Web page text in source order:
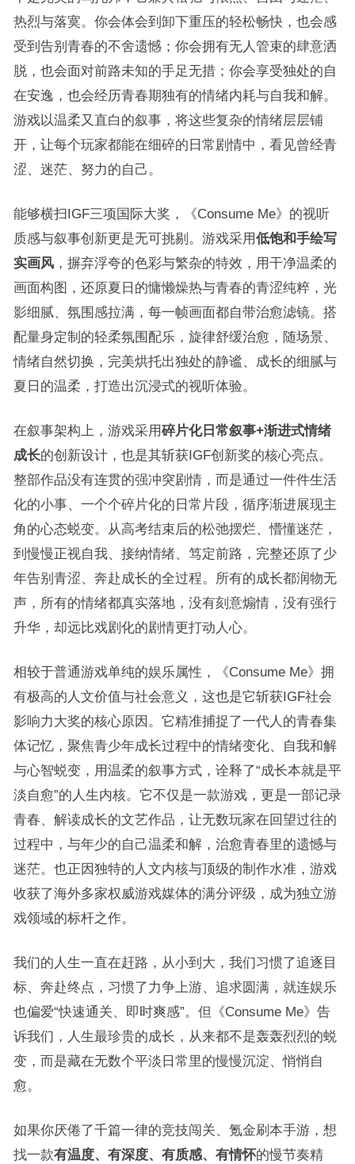
热烈与落寞。你会体会到卸下重压的轻松畅快，也会感
受到告别青春的不舍遗憾；你会拥有无人管束的肆意洒
脱，也会面对前路未知的手足无措；你会享受独处的自
在安逸，也会经历青春期独有的情绪内耗与自我和解。
游戏以温柔又直白的叙事，将这些复杂的情绪层层铺
开，让每个玩家都能在细碎的日常剧情中，看见曾经青
涩、迷茫、努力的自己。
能够横扫IGF三项国际大奖，《Consume Me》的视听
质感与叙事创新更是无可挑剔。游戏采用低饱和手绘写
实画风，摒弃浮夸的色彩与繁杂的特效，用干净温柔的
画面构图，还原夏日的慵懒燥热与青春的青涩纯粹，光
影细腻、氛围感拉满，每一帧画面都自带治愈滤镜。搭
配量身定制的轻柔氛围配乐，旋律舒缓治愈，随场景、
情绪自然切换，完美烘托出独处的静谧、成长的细腻与
夏日的温柔，打造出沉浸式的视听体验。
在叙事架构上，游戏采用碎片化日常叙事+渐进式情绪
成长的创新设计，也是其斩获IGF创新奖的核心亮点。
整部作品没有连贯的强冲突剧情，而是通过一件件生活
化的小事、一个个碎片化的日常片段，循序渐进展现主
角的心态蜕变。从高考结束后的松弛摆烂、懵懂迷茫，
到慢慢正视自我、接纳情绪、笃定前路，完整还原了少
年告别青涩、奔赴成长的全过程。所有的成长都润物无
声，所有的情绪都真实落地，没有刻意煽情，没有强行
升华，却远比戏剧化的剧情更打动人心。
相较于普通游戏单纯的娱乐属性，《Consume Me》拥
有极高的人文价值与社会意义，这也是它斩获IGF社会
影响力大奖的核心原因。它精准捕捉了一代人的青春集
体记忆，聚焦青少年成长过程中的情绪变化、自我和解
与心智蜕变，用温柔的叙事方式，诠释了“成长本就是平
淡自愈”的人生内核。它不仅是一款游戏，更是一部记录
青春、解读成长的文艺作品，让无数玩家在回望过往的
过程中，与年少的自己温柔和解，治愈青春里的遗憾与
迷茫。也正因独特的人文内核与顶级的制作水准，游戏
收获了海外多家权威游戏媒体的满分评级，成为独立游
戏领域的标杆之作。
我们的人生一直在赶路，从小到大，我们习惯了追逐目
标、奔赴终点，习惯了力争上游、追求圆满，就连娱乐
也偏爱“快速通关、即时爽感”。但《Consume Me》告
诉我们，人生最珍贵的成长，从来都不是轰轰烈烈的蜕
变，而是藏在无数个平淡日常里的慢慢沉淀、悄悄自
愈。
如果你厌倦了千篇一律的竞技闯关、氪金刷本手游，想
找一款有温度、有深度、有质感、有情怀的慢节奏精